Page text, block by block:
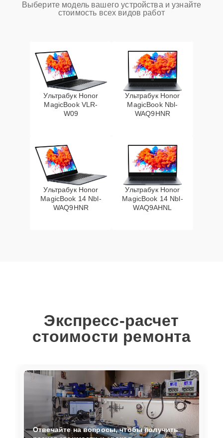
Выберите модель вашего устройства и узнайте
стоимость всех видов работ
Ультрабук Honor
MagicBook VLR-
W09
Ультрабук Honor
MagicBook Nbl-
WAQ9HNR
Ультрабук Honor
MagicBook 14 Nbl-
WAQ9HNR
Ультрабук Honor
MagicBook 14 Nbl-
WAQ9AHNL
Экспресс-расчет
стоимости ремонта
Отвечайте на вопросы, чтобы получить